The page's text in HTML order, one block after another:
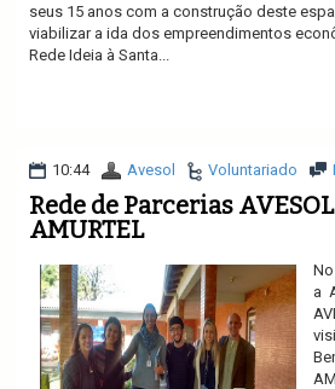
seus 15 anos com a construção deste
viabilizar a ida dos empreendimentos
Rede Ideia à Santa...
10:44 Avesol Voluntariado
Rede de Parcerias
AMURTEL
a